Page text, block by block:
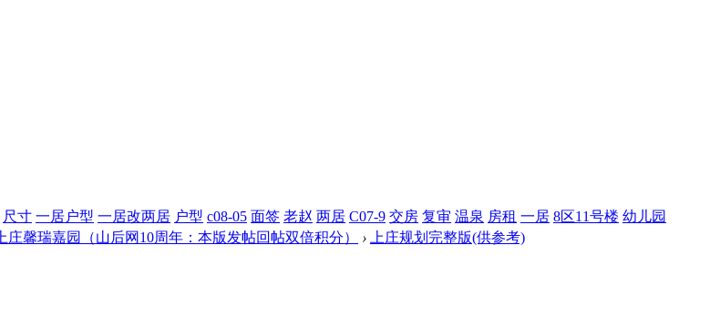
尺寸 一居户型 一居改两居 户型 c08-05 面签 老赵 两居 C07-9 交房 复审 温泉 房租 一居 8区11号楼 幼儿园
上庄馨瑞嘉园（山后网10周年：本版发帖回帖双倍积分） ›
上庄规划完整版(供参考)